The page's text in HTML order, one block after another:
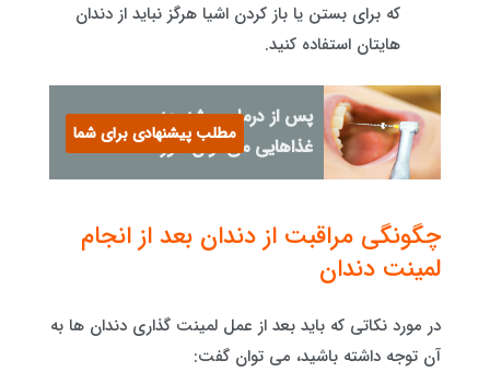
که برای بستن یا باز کردن اشیا هرگز نباید از دندان
هایتان استفاده کنید.
پس از درمان ریشه چه
غذاهایی می توان خورد؟
مطلب پیشنهادی برای شما
چگونگی مراقبت از دندان بعد از انجام
لمینت دندان
در مورد نکاتی که باید بعد از عمل لمینت گذاری دندان ها به
آن توجه داشته باشید، می توان گفت: